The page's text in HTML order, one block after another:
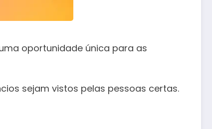
oportunidade única para as
sejam vistos pelas pessoas certas.